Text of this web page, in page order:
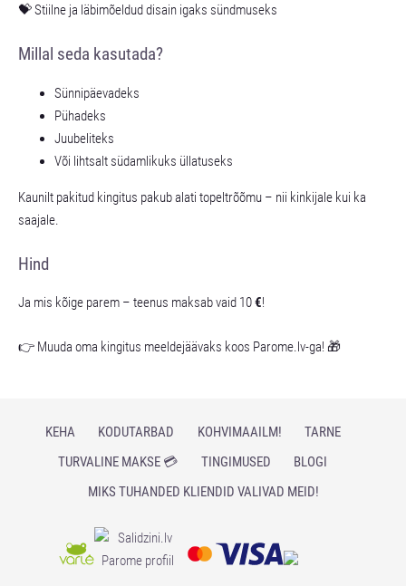
💝 Stiilne ja läbimõeldud disain igaks sündmuseks
Millal seda kasutada?
Sünnipäevadeks
Pühadeks
Juubeliteks
Või lihtsalt südamlikuks üllatuseks
Kaunilt pakitud kingitus pakub alati topeltrõõmu – nii kinkijale kui ka
saajale.
Hind
Ja mis kõige parem – teenus maksab vaid 10€!
👉 Muuda oma kingitus meeldejäävaks koos Parome.lv-ga! 🎁
KEHA KODUTARBAD KOHVIMAAILM!
TARNE
TURVALINE MAKSE 💳
TINGIMUSED
BLOGI
MIKS TUHANDED KLIENDID VALIVAD MEID!